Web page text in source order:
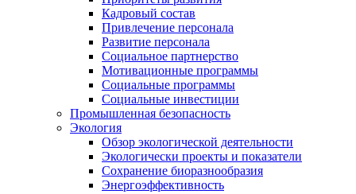
Кадровый состав
Привлечение персонала
Развитие персонала
Социальное партнерство
Мотивационные программы
Социальные программы
Социальные инвестиции
Промышленная безопасность
Экология
Обзор экологической деятельности
Экологически проекты и показатели
Сохранение биоразнообразия
Энергоэффективность